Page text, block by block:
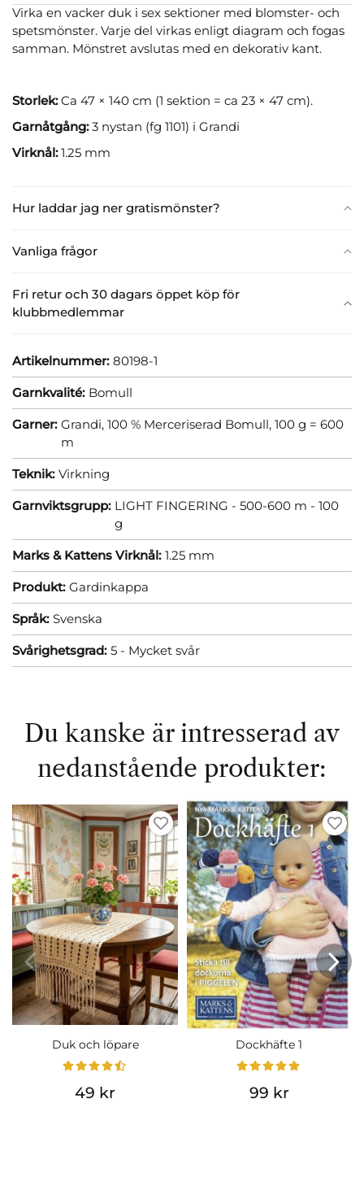
Hur laddar jag ner gratismönster?
Vanliga frågor
Fri retur och 30 dagars öppet köp för
klubbmedlemmar
Virka en vacker duk i sex sektioner med blomster- och
spetsmönster. Varje del virkas enligt diagram och fogas
samman. Mönstret avslutas med en dekorativ kant.
Storlek:Ca 47 × 140 cm (1 sektion = ca 23 × 47 cm).
Garnåtgång:3 nystan (fg 1101) i Grandi
Virknål:1.25 mm
Artikelnummer: 80198-1
Garnkvalité: Bomull
Garner: Grandi, 100 % Merceriserad Bomull, 100 g = 600
m
Teknik: Virkning
Garnviktsgrupp: LIGHT FINGERING - 500-600 m - 100
g
Marks & Kattens Virknål: 1.25 mm
Produkt: Gardinkappa
Språk: Svenska
Svårighetsgrad: 5 - Mycket svår
Du kanske är intresserad av
nedanstående produkter:
Duk och löpare
49 kr
Dockhäfte 1
99 kr